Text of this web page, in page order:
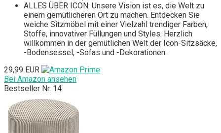
ALLES ÜBER ICON: Unsere Vision ist es, die Welt zu
einem gemütlicheren Ort zu machen. Entdecken Sie
weiche Sitzmöbel mit einer Vielzahl trendiger Farben,
Stoffe, innovativer Füllungen und Styles. Herzlich
willkommen in der gemütlichen Welt der Icon-Sitzsäcke,
-Bodensessel, -Sofas und -Dekorationen.
29,99 EUR
Bei Amazon ansehen
Bestseller Nr. 14